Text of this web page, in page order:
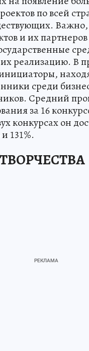
по всей
Важно,
и их
реализацию. В
среди
Средний
за 16
конкурсах он
131%.